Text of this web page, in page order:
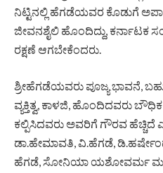
ನಿಟ್ಟಿನಲ್ಲಿ ಹೆಗಡೆಯವರ ಕೊಡುಗೆ
ಜೀವನಶೈಲಿ ಹೊಂದಿದ್ದು, ಕರ್ನಾಟಕ
ರಕ್ಷಣೆ ಆಗಬೇಕೆಂದರು.
ಶ್ರೀಹೆಗಡೆಯವರು ಪೂಜ್ಯ ಭಾವನೆ,
ವ್ಯಕ್ತಿತ್ವ, ಕಾಳಜಿ, ಹೊಂದಿದವರು ಬೌಧಿಕ
ಕಲ್ಪಿಸಿದವರು ಅವರಿಗೆ ಗೌರವ ಹೆಚ್ಚಿದೆ
ಡಾ.ಹೇಮಾವತಿ, ವಿ.ಹೆಗಡೆ,
ಹೆಗಡೆ, ಸೋನಿಯಾ ಯಶೋವರ್ಮ